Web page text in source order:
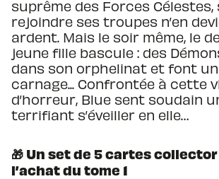
suprême des Forces Célestes,
rejoindre ses troupes n’en
ardent. Mais le soir même, le
jeune fille bascule : des
dans son orphelinat et font
carnage... Confrontée à cette
d’horreur, Blue sent soudain
terrifiant s’éveiller en elle…
🎁 Un set de 5 cartes
l’achat du tome 1